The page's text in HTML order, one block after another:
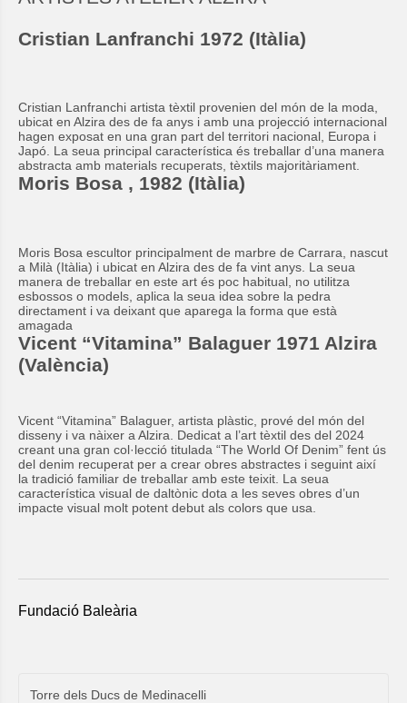
Cristian Lanfranchi 1972 (Itàlia)
Cristian Lanfranchi artista tèxtil provenien del món de la moda,
ubicat en Alzira des de fa anys i amb una projecció internacional
hagen exposat en una gran part del territori nacional, Europa i
Japó. La seua principal característica és treballar d’una manera
abstracta amb materials recuperats, tèxtils majoritàriament.
Moris Bosa , 1982 (Itàlia)
Moris Bosa escultor principalment de marbre de Carrara, nascut
a Milà (Itàlia) i ubicat en Alzira des de fa vint anys. La seua
manera de treballar en este art és poc habitual, no utilitza
esbossos o models, aplica la seua idea sobre la pedra
directament i va deixant que aparega la forma que està
amagada
Vicent “Vitamina” Balaguer 1971 Alzira
(València)
Vicent “Vitamina” Balaguer, artista plàstic, prové del món del
disseny i va nàixer a Alzira. Dedicat a l’art tèxtil des del 2024
creant una gran col·lecció titulada “The World Of Denim” fent ús
del denim recuperat per a crear obres abstractes i seguint així
la tradició familiar de treballar amb este teixit. La seua
característica visual de daltònic dota a les seves obres d’un
impacte visual molt potent debut als colors que usa.
Fundació Baleària
Torre dels Ducs de Medinacelli